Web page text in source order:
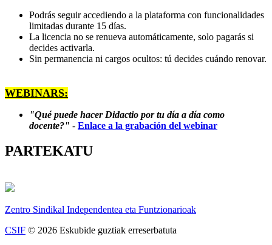
Podrás seguir accediendo a la plataforma con funcionalidades
limitadas durante 15 días.
La licencia no se renueva automáticamente, solo pagarás si
decides activarla.
Sin permanencia ni cargos ocultos: tú decides cuándo renovar.
WEBINARS:
"Qué puede hacer Didactio por tu día a día como
docente?" - Enlace a la grabación del webinar
PARTEKATU
Zentro Sindikal Independentea eta Funtzionarioak
CSIF © 2026 Eskubide guztiak erreserbatuta